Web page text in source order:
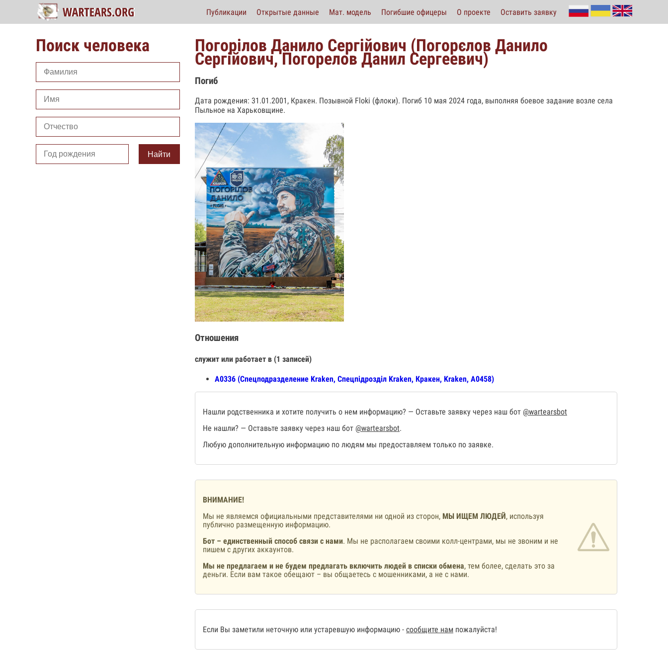
Публикации Открытые данные Мат. модель Погибшие офицеры О проекте Оставить заявку
Поиск человека
Найти
Погорілов Данило Сергійович (Погорєлов Данило
Сергійович, Погорелов Данил Сергеевич)
Погиб
Дата рождения: 31.01.2001, Кракен. Позывной Floki (флоки). Погиб 10 мая 2024 года, выполняя боевое задание возле села
Пыльное на Харьковщине.
Отношения
служит или работает в (1 записей)
А0336 (Спецподразделение Kraken, Спецпiдроздiл Kraken, Кракен, Kraken, А0458)
Нашли родственника и хотите получить о нем информацию? — Оставьте заявку через наш бот @wartearsbot
Не нашли? — Оставьте заявку через наш бот @wartearsbot.
Любую дополнительную информацию по людям мы предоставляем только по заявке.
ВНИМАНИЕ!
Мы не являемся официальными представителями ни одной из сторон, МЫ ИЩЕМ ЛЮДЕЙ, используя
публично размещенную информацию.
Бот – единственный способ связи с нами. Мы не располагаем своими колл-центрами, мы не звоним и не
пишем с других аккаунтов.
Мы не предлагаем и не будем предлагать включить людей в списки обмена, тем более, сделать это за
деньги. Если вам такое обещают – вы общаетесь с мошенниками, а не с нами.
Если Вы заметили неточную или устаревшую информацию - сообщите нам пожалуйста!